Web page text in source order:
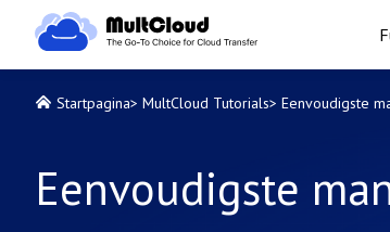
Startpagina> MultCloud Tutorials> Eenvoudigste
Eenvoudigste